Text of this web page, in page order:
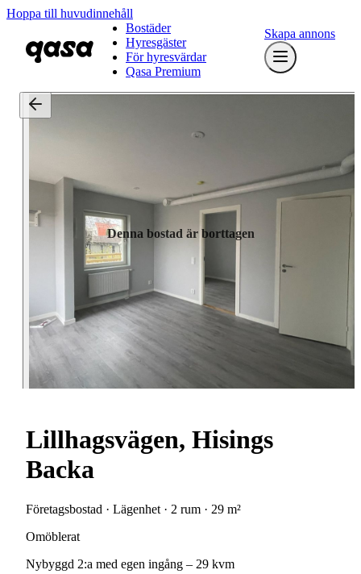
Hoppa till huvudinnehåll
Bostäder
Hyresgäster
För hyresvärdar
Qasa Premium
Skapa annons
Denna bostad är borttagen
Lillhagsvägen, Hisings
Backa
Företagsbostad · Lägenhet · 2 rum · 29 m²
Omöblerat
Nybyggd 2:a med egen ingång – 29 kvm